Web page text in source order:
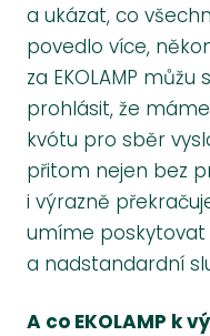
a ukázat, co
povedlo více,
za EKOLAMP
prohlásit, že
kvótu pro sběr
přitom nejen bez
i výrazně
umíme poskytovat
a nadstandardní
A co EKOLAMP k